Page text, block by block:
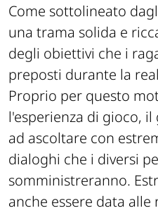
Come sottolineato
una trama solida e
degli obiettivi che i
preposti durante la
Proprio per questo
l'esperienza di gioco,
ad ascoltare con
dialoghi che i diversi
somministreranno.
anche essere data